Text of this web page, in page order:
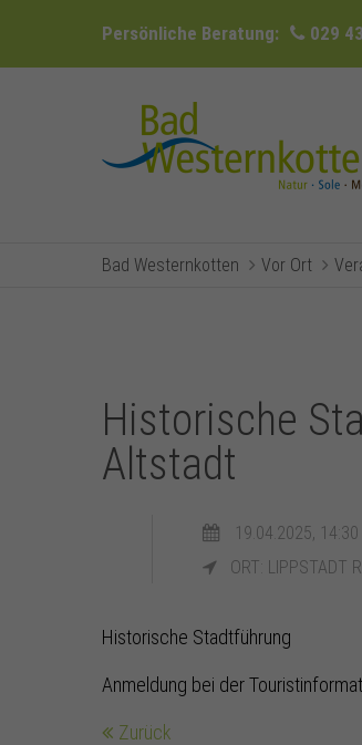
Persönliche Beratung: 029
Bad Westernkotten Vor Ort
Historische
Altstadt
19.04.2025, 14:30
ORT: LIPPSTADT
Historische Stadtführung
Anmeldung bei der
Zurück